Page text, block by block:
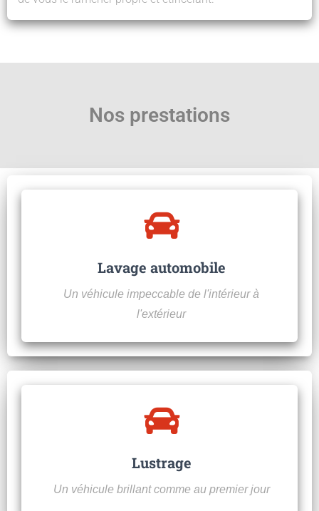
Nos prestations
Lavage automobile
Un véhicule impeccable de l'intérieur à
l'extérieur
Lustrage
Un véhicule brillant comme au premier jour